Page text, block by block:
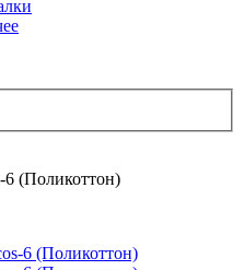
6 (Поликоттон)